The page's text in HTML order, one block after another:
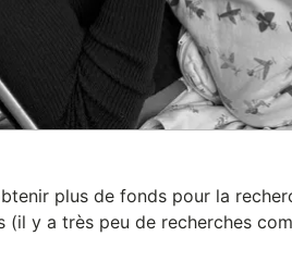
plus de fonds pour la
(il y a très peu de recherches